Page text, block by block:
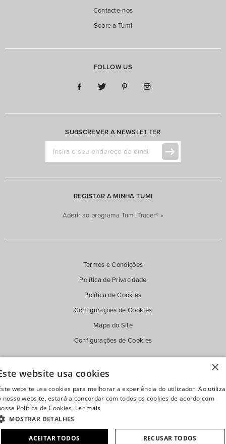
Contacte-nos
Sobre a Tumi
FOLLOW US
SUBSCREVER A NEWSLETTER
REGISTAR A MINHA TUMI
Aderir ao programa Tumi Tracer® »
Termos e Condições
Política de Privacidade
Política de Cookies
Configurações de Cookies
Mapa do Site
Configurações de Cookies
×
website usa cookies
website usa cookies para melhorar a experiência do utilizador. Ao
nosso website, estará a concordar com todos os cookies de acordo com
Política de Cookies. Ler mais
MOSTRAR DETALHES
ACEITAR TODOS RECUSAR TODOS